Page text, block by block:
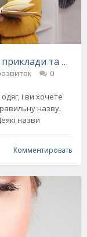
та
0
і ви хочете
назву.
назви
Комментировать